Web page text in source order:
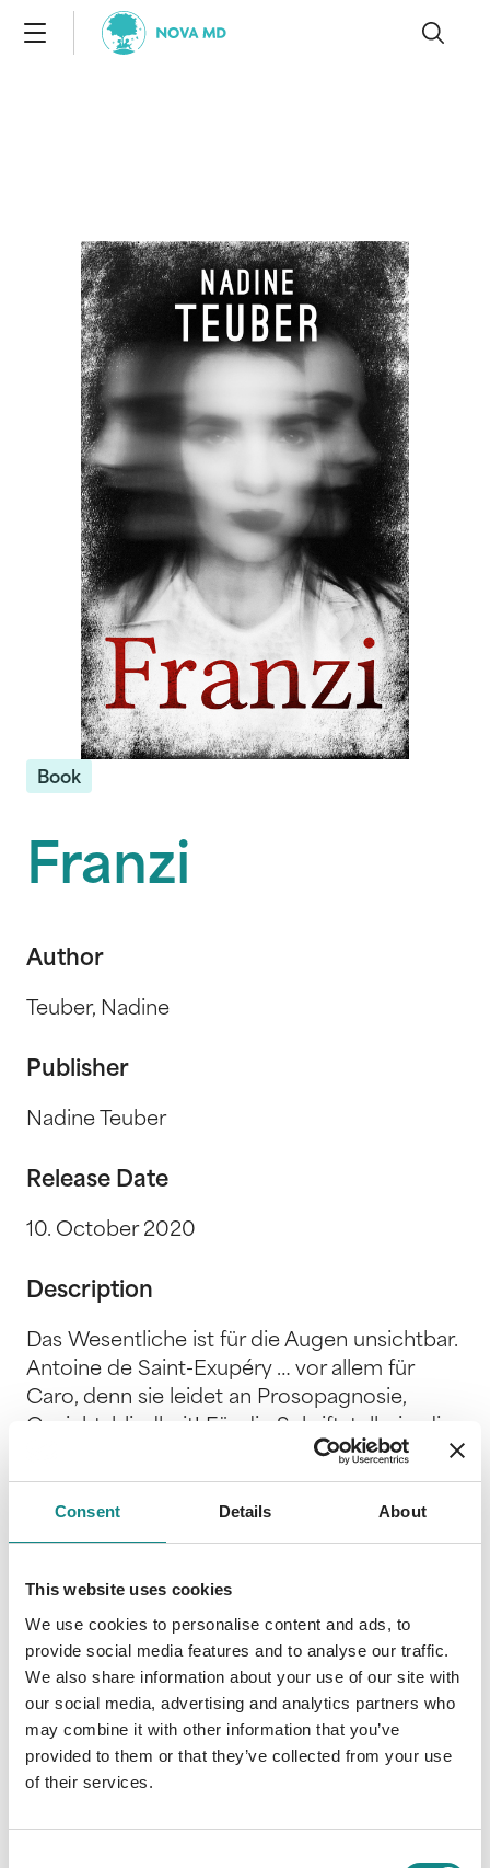
Consent Details About
This website uses cookies
We use cookies to personalise content and ads, to
provide social media features and to analyse our traffic.
We also share information about your use of our site with
our social media, advertising and analytics partners who
may combine it with other information that you’ve
provided to them or that they’ve collected from your use
of their services.
Book
Franzi
Author
Teuber, Nadine
Publisher
Nadine Teuber
Release Date
10. October 2020
Description
Das Wesentliche ist für die Augen unsichtbar.
Antoine de Saint-Exupéry … vor allem für
Caro, denn sie leidet an Prosopagnosie,
Gesichtsblindheit! Für die Schriftstellerin, die
hauptberuflich allein am Rechner sitzt, kein
Problem – solange sie die Wohnung nicht
verlassen muss. Doch dann trifft sie inmitten
tausender unbekannter Gesichter auf Franzi,
umzugehen, und schnell zu ihrer besten
Freundin wird. Nach einem Streit flieht Caro
zu ihren Eltern und eine albtraumhafte Suche
beginnt. Wer ist die Frau, die sich als ihre
beste Freundin ausgibt? Auf sich allein
gestellt sucht Caro nach der Wahrheit und
stößt auf die alles entscheidende Frage: Was